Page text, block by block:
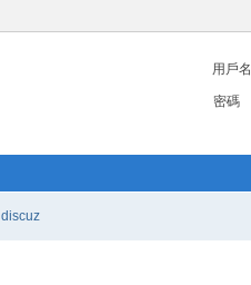
用戶名
密碼
discuz